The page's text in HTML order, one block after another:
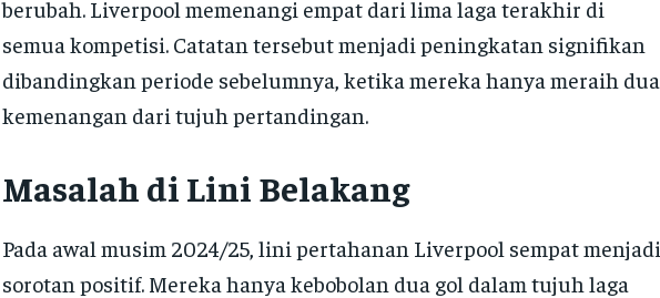
berubah. Liverpool memenangi empat dari lima laga terakhir di
semua kompetisi. Catatan tersebut menjadi peningkatan signifikan
dibandingkan periode sebelumnya, ketika mereka hanya meraih dua
kemenangan dari tujuh pertandingan.
Masalah di Lini Belakang
Pada awal musim 2024/25, lini pertahanan Liverpool sempat menjadi
sorotan positif. Mereka hanya kebobolan dua gol dalam tujuh laga